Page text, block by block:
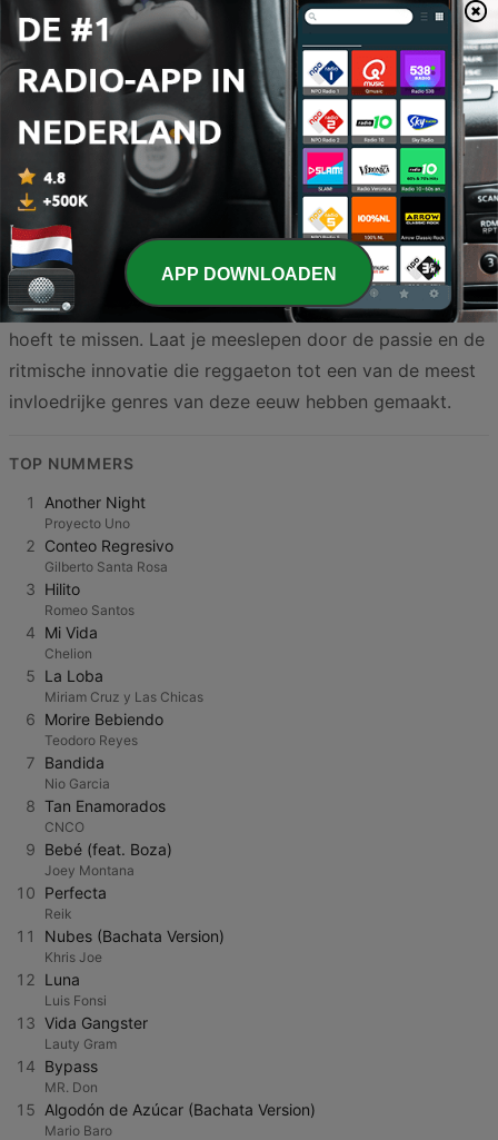
zichtbaar in de hitlijsten, waar artiesten zoals Bad Bunny,
Karol G en Maluma steevast hoog genoteerd staan. Wat
deze muziek zo bijzonder maakt voor het Nederlandse
publiek, is het onmiskenbare gevoel van vakantie en
positiviteit dat elk nummer uitstraalt. Of je nu onderweg
bent naar je werk, in de sportschool staat of een feestje
viert, de reggaeton-zenders in dit overzicht zorgen voor
de ideale soundtrack. Hier vind je een zorgvuldig
geselecteerde lijst van radiozenders die zich volledig
toeleggen op dit genre, zodat je nooit meer een beat
hoeft te missen. Laat je meeslepen door de passie en de
ritmische innovatie die reggaeton tot een van de meest
invloedrijke genres van deze eeuw hebben gemaakt.
TOP NUMMERS
1 Another Night
Proyecto Uno
2 Conteo Regresivo
Gilberto Santa Rosa
3 Hilito
Romeo Santos
4 Mi Vida
Chelion
5 La Loba
Miriam Cruz y Las Chicas
6 Morire Bebiendo
Teodoro Reyes
7 Bandida
Nio Garcia
8 Tan Enamorados
CNCO
9 Bebé (feat. Boza)
Joey Montana
10 Perfecta
Reik
11 Nubes (Bachata Version)
Khris Joe
12 Luna
Luis Fonsi
13 Vida Gangster
Lauty Gram
14 Bypass
MR. Don
15 Algodón de Azúcar (Bachata Version)
Mario Baro
APP DOWNLOADEN